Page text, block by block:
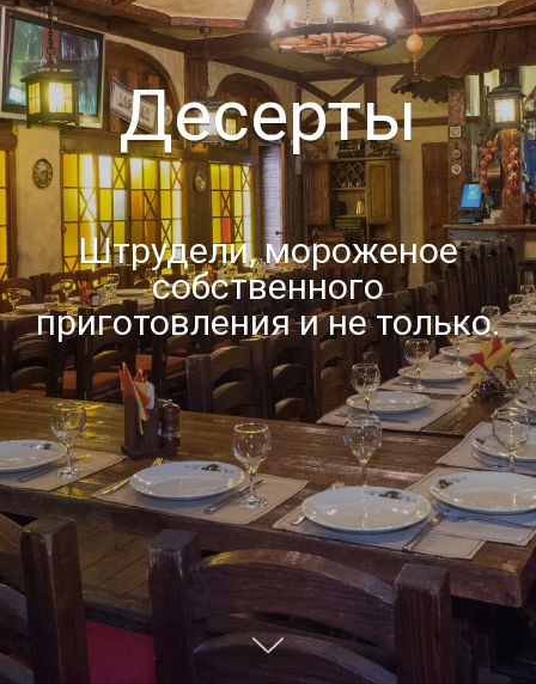
Десерты
Штрудели, мороженое
собственного
приготовления и не только.